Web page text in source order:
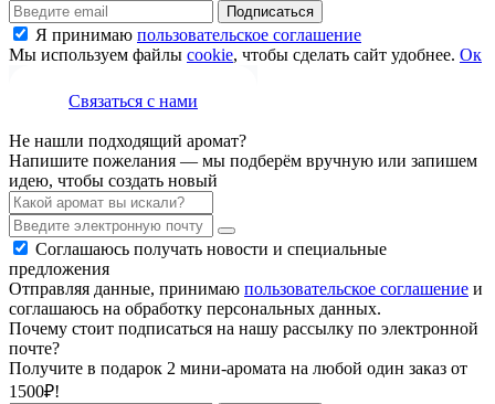
Подписаться
Я принимаю пользовательское соглашение
Мы используем файлы cookie, чтобы сделать сайт удобнее. Ок
Связаться с нами
Не нашли подходящий аромат?
Напишите пожелания — мы подберём вручную или запишем
идею, чтобы создать новый
Соглашаюсь получать новости и специальные
предложения
Отправляя данные, принимаю пользовательское соглашение и
соглашаюсь на обработку персональных данных.
Почему стоит подписаться на нашу рассылку по электронной
почте?
Получите в подарок 2 мини-аромата на любой один заказ от
1500₽!